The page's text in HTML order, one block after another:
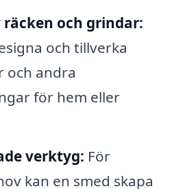
och grindar:
och tillverka
och andra
för hem eller
verktyg: För
kan en smed skapa